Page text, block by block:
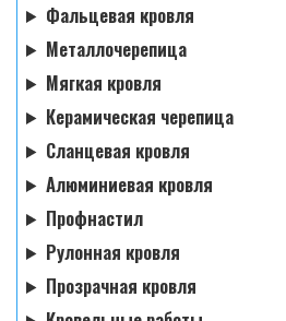
Фальцевая кровля
Металлочерепица
Мягкая кровля
Керамическая черепица
Сланцевая кровля
Алюминиевая кровля
Профнастил
Рулонная кровля
Прозрачная кровля